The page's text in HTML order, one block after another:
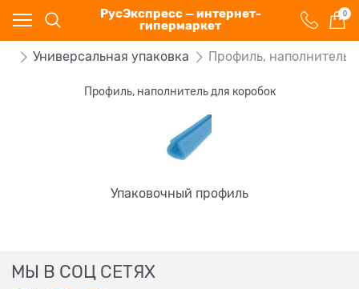
РусЭкспресс — интернет-
гипермаркет
0
Универсальная упаковка Профиль, наполнитель
Профиль, наполнитель для коробок
Упаковочный профиль
МЫ В СОЦ СЕТЯХ